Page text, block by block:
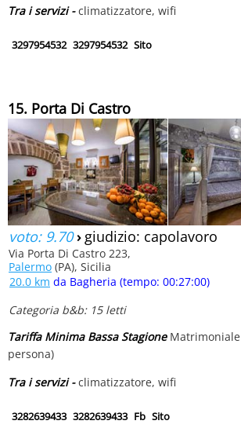
Tra i servizi -climatizzatore, wifi
3297954532 3297954532 Sito
15. Porta Di Castro
voto: 9.70› giudizio: capolavoro
Via Porta Di Castro 223,
Palermo (PA), Sicilia
20.0 km da Bagheria (tempo: 00:27:00)
Categoria b&b: 15 letti
Tariffa Minima Bassa StagioneMatrimoniale
persona)
Tra i servizi -climatizzatore, wifi
3282639433 3282639433 Fb Sito